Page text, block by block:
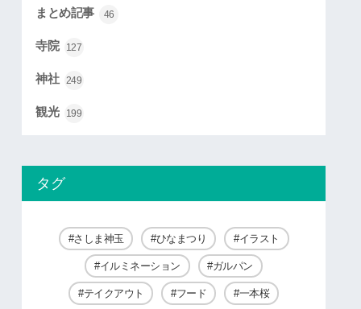
まとめ記事 46
寺院 127
神社 249
観光 199
タグ
さしま神玉 ひなまつり イラスト
イルミネーション ガルパン
テイクアウト フード 一本桜